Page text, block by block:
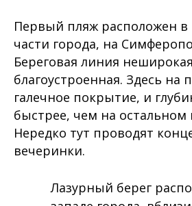
Первый пляж расположен в
части города, на
Береговая линия
благоустроенная. Здесь на
галечное покрытие, и
быстрее, чем на остальном
Нередко тут проводят
вечеринки.
Лазурный берег